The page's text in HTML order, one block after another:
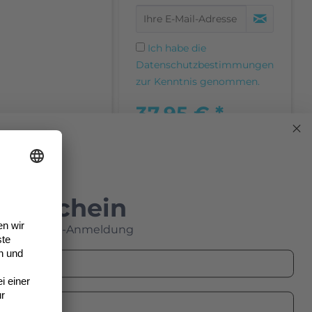
Ich habe die
Datenschutzbestimmungen
zur Kenntnis genommen.
37,95 € *
Anmeldung